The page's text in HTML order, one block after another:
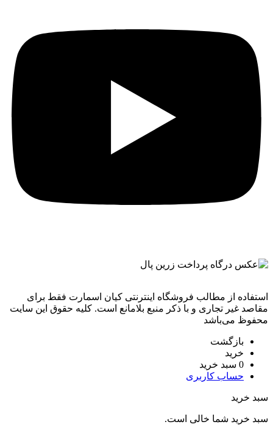
استفاده از مطالب فروشگاه اینترنتی کیان اسمارت فقط برای
مقاصد غیر تجاری و با ذکر منبع بلامانع است. کليه حقوق اين سايت
محفوظ می‌باشد
بازگشت
خرید
0 سبد خرید
حساب کاربری
سبد خرید
سبد خرید شما خالی است.